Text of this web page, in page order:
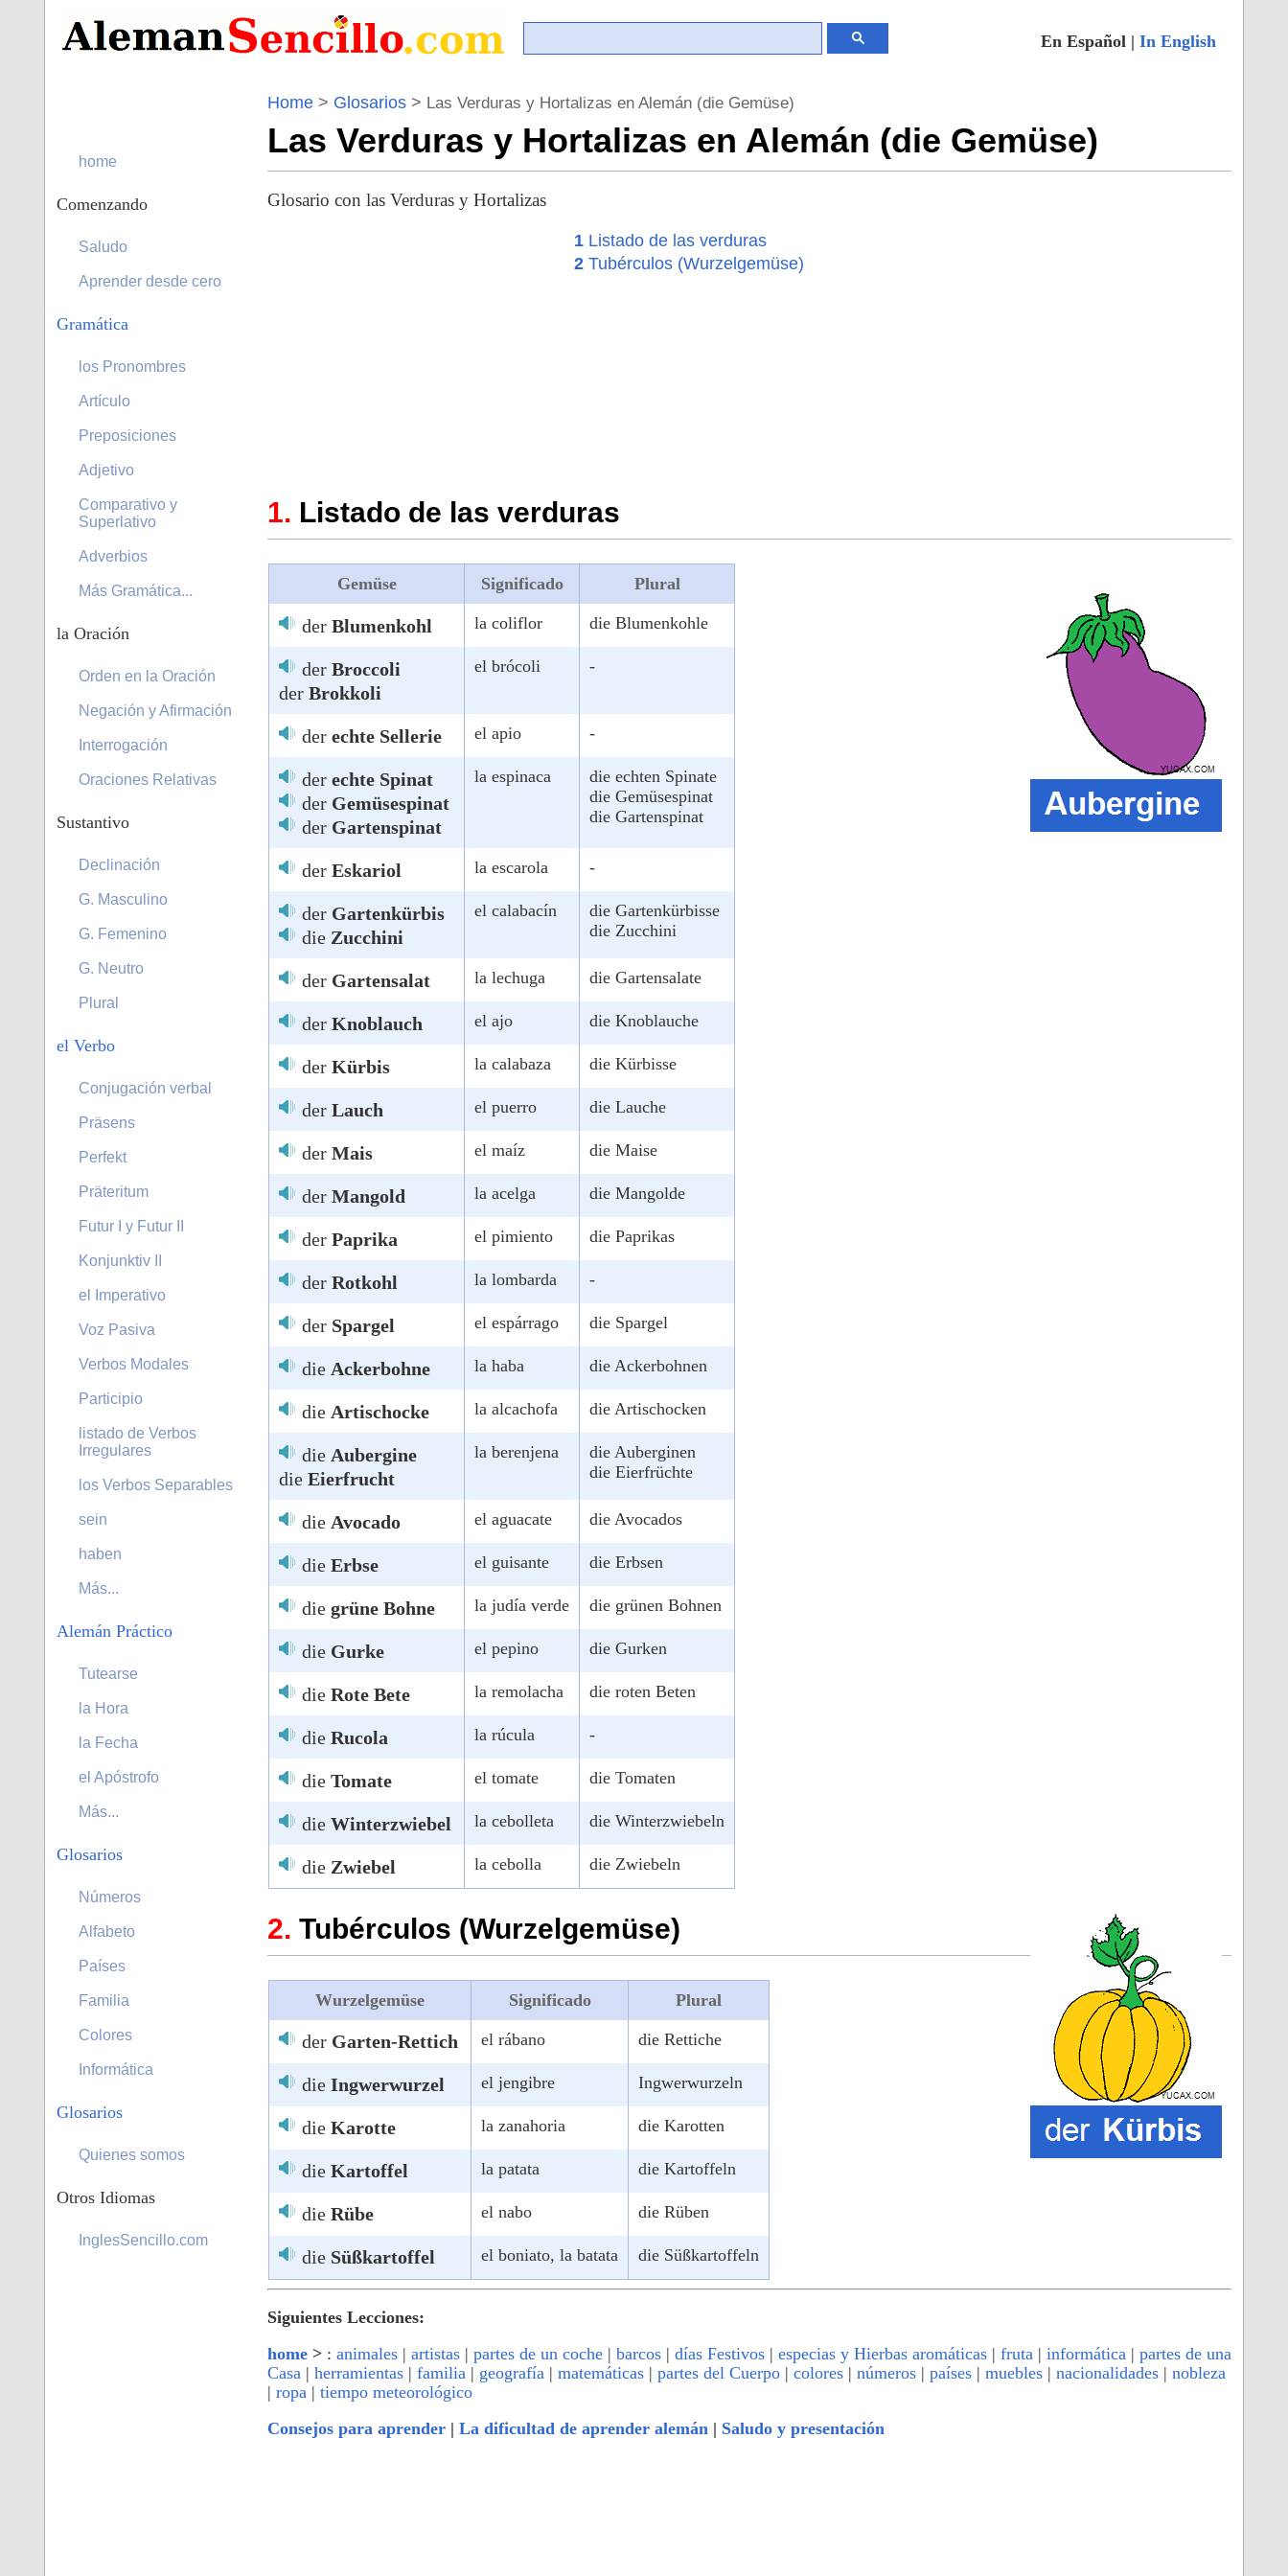
En Español | In English
Home > Glosarios > Las Verduras y Hortalizas en Alemán (die Gemüse)
Las Verduras y Hortalizas en Alemán (die Gemüse)
Glosario con las Verduras y Hortalizas
1 Listado de las verduras
2 Tubérculos (Wurzelgemüse)
Listado de las verduras
Gemüse Significado Plural
der Blumenkohl la coliflor die Blumenkohle
der Broccoli
der Brokkoli
el brócoli -
der echte Sellerie el apio -
der echte Spinat
der Gemüsespinat
der Gartenspinat
la espinaca
die echten Spinate
die Gemüsespinat
die Gartenspinat
der Eskariol la escarola -
der Gartenkürbis
die Zucchini
el calabacín
die Gartenkürbisse
die Zucchini
der Gartensalat la lechuga die Gartensalate
der Knoblauch el ajo die Knoblauche
der Kürbis la calabaza die Kürbisse
der Lauch el puerro die Lauche
der Mais el maíz die Maise
der Mangold la acelga die Mangolde
der Paprika el pimiento die Paprikas
der Rotkohl la lombarda -
der Spargel el espárrago die Spargel
die Ackerbohne la haba die Ackerbohnen
die Artischocke la alcachofa die Artischocken
die Aubergine
die Eierfrucht
la berenjena
die Auberginen
die Eierfrüchte
die Avocado el aguacate die Avocados
die Erbse el guisante die Erbsen
die grüne Bohne la judía verde die grünen Bohnen
die Gurke el pepino die Gurken
die Rote Bete la remolacha die roten Beten
die Rucola la rúcula -
die Tomate el tomate die Tomaten
die Winterzwiebel la cebolleta die Winterzwiebeln
die Zwiebel la cebolla die Zwiebeln
Tubérculos (Wurzelgemüse)
Wurzelgemüse Significado Plural
der Garten-Rettich el rábano die Rettiche
die Ingwerwurzel el jengibre Ingwerwurzeln
die Karotte la zanahoria die Karotten
die Kartoffel la patata die Kartoffeln
die Rübe el nabo die Rüben
die Süßkartoffel el boniato, la batata die Süßkartoffeln
Siguientes Lecciones:
home > : animales | artistas | partes de un coche | barcos | días Festivos | especias y Hierbas aromáticas | fruta | informática | partes de una
Casa | herramientas | familia | geografía | matemáticas | partes del Cuerpo | colores | números | países | muebles | nacionalidades | nobleza
| ropa | tiempo meteorológico
Consejos para aprender | La dificultad de aprender alemán | Saludo y presentación
home
Comenzando
Saludo
Aprender desde cero
Gramática
los Pronombres
Artículo
Preposiciones
Adjetivo
Comparativo y
Superlativo
Adverbios
Más Gramática...
la Oración
Orden en la Oración
Negación y Afirmación
Interrogación
Oraciones Relativas
Sustantivo
Declinación
G. Masculino
G. Femenino
G. Neutro
Plural
el Verbo
Conjugación verbal
Präsens
Perfekt
Präteritum
Futur I y Futur II
Konjunktiv II
el Imperativo
Voz Pasiva
Verbos Modales
Participio
listado de Verbos
Irregulares
los Verbos Separables
sein
haben
Más...
Alemán Práctico
Tutearse
la Hora
la Fecha
el Apóstrofo
Más...
Glosarios
Números
Alfabeto
Países
Familia
Colores
Informática
Glosarios
Quienes somos
Otros Idiomas
InglesSencillo.com